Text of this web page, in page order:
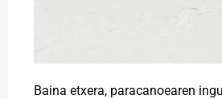
Baina etxera, paracanoearen